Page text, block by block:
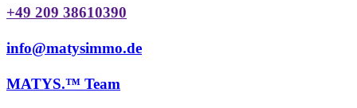
+49 209 38610390
info@matysimmo.de
MATYS.™ Team